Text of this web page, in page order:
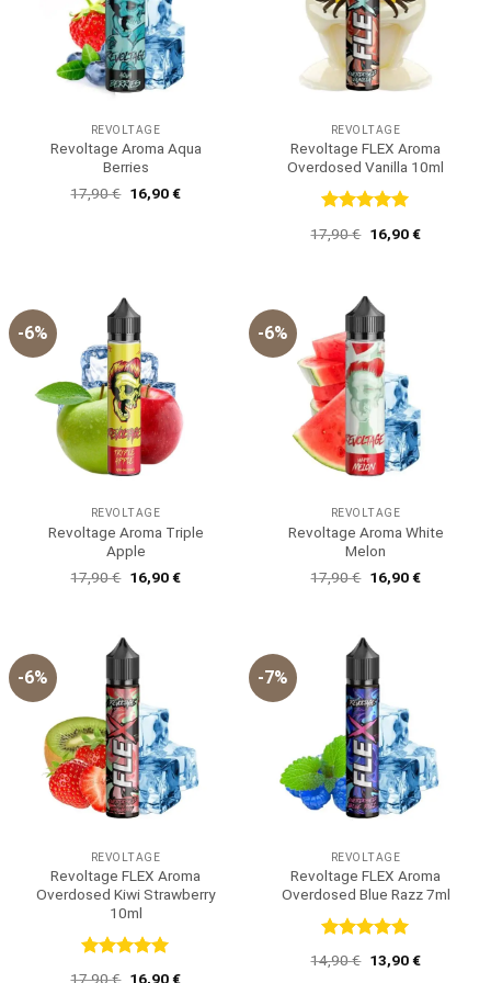
REVOLTAGE
Revoltage Aroma Aqua
Berries
17,90€ Ursprünglicher
Preis
16,90€Aktueller
REVOLTAGE
Revoltage FLEX Aroma
Overdosed Vanilla 10ml
mit 5 von
17,90€ Ursprünglicher
Preis
16,90€Aktueller
-6%
REVOLTAGE
Revoltage Aroma Triple
Apple
17,90€ Ursprünglicher
Preis
16,90€Aktueller
-6%
REVOLTAGE
Revoltage Aroma White
Melon
17,90€ Ursprünglicher
Preis
16,90€Aktueller
-6%
REVOLTAGE
Revoltage FLEX Aroma
Overdosed Kiwi Strawberry
10ml
Bewertet
17,90€ Ursprünglicher
16,90€Aktueller
-7%
REVOLTAGE
Revoltage FLEX Aroma
Overdosed Blue Razz 7ml
Bewertet
mit 5 von
14,90€ Ursprünglicher
Preis
13,90€Aktueller